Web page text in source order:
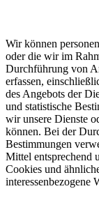
Wir können
oder die wir im
Durchführung von
erfassen,
des Angebots der
und statistische
wir unsere Dienste
können. Bei der
Bestimmungen
Mittel entsprechend
Cookies und
interessenbezogene